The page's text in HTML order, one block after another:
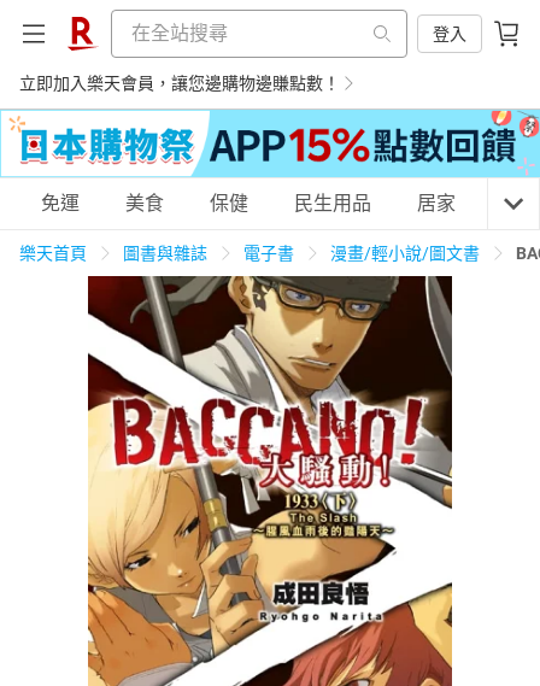
登入
立即加入樂天會員，讓您邊購物邊賺點數！
購物網分類
天天免運 美食蛋糕 養生保健 民生用品
居家生活 3C家電 運動休閒
女裝 男裝 化妝保養
日本購物 電子/紙本書
HOT
免運 美食 保健 民生用品 居家 3C
樂天首頁 圖書與雜誌 電子書 漫畫/輕小說/圖文書